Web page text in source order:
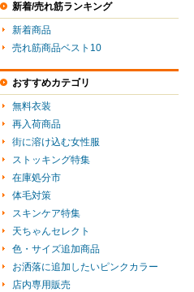
新着/売れ筋ランキング
新着商品
売れ筋商品ベスト10
おすすめカテゴリ
無料衣装
再入荷商品
街に溶け込む女性服
ストッキング特集
在庫処分市
体毛対策
スキンケア特集
天ちゃんセレクト
色・サイズ追加商品
お洒落に追加したいピンクカラー
店内専用販売